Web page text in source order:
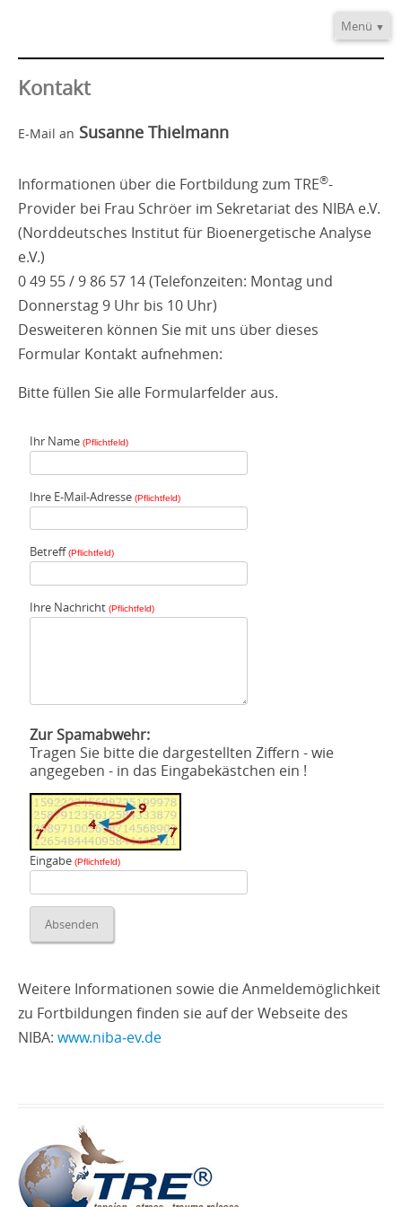
Fortbildung
Menü
Kontakt
E-Mail an Susanne Thielmann
Informationen über die Fortbildung zum TRE®-
Provider bei Frau Schröer im Sekretariat des NIBA e.V.
(Norddeutsches Institut für Bioenergetische Analyse
e.V.)
0 49 55 / 9 86 57 14 (Telefonzeiten: Montag und
Donnerstag 9 Uhr bis 10 Uhr)
Desweiteren können Sie mit uns über dieses
Formular Kontakt aufnehmen:
Bitte füllen Sie alle Formularfelder aus.
Ihr Name (Pflichtfeld)
Ihre E-Mail-Adresse (Pflichtfeld)
Betreff(Pflichtfeld)
Ihre Nachricht (Pflichtfeld)
Zur Spamabwehr:
Tragen Sie bitte die dargestellten Ziffern - wie
angegeben - in das Eingabekästchen ein !
Eingabe (Pflichtfeld)
Weitere Informationen sowie die Anmeldemöglichkeit
zu Fortbildungen finden sie auf der Webseite des
NIBA: www.niba‑ev.de